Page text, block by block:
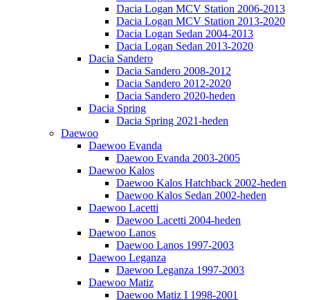
Dacia Logan MCV Station 2006-2013
Dacia Logan MCV Station 2013-2020
Dacia Logan Sedan 2004-2013
Dacia Logan Sedan 2013-2020
Dacia Sandero
Dacia Sandero 2008-2012
Dacia Sandero 2012-2020
Dacia Sandero 2020-heden
Dacia Spring
Dacia Spring 2021-heden
Daewoo
Daewoo Evanda
Daewoo Evanda 2003-2005
Daewoo Kalos
Daewoo Kalos Hatchback 2002-heden
Daewoo Kalos Sedan 2002-heden
Daewoo Lacetti
Daewoo Lacetti 2004-heden
Daewoo Lanos
Daewoo Lanos 1997-2003
Daewoo Leganza
Daewoo Leganza 1997-2003
Daewoo Matiz
Daewoo Matiz I 1998-2001